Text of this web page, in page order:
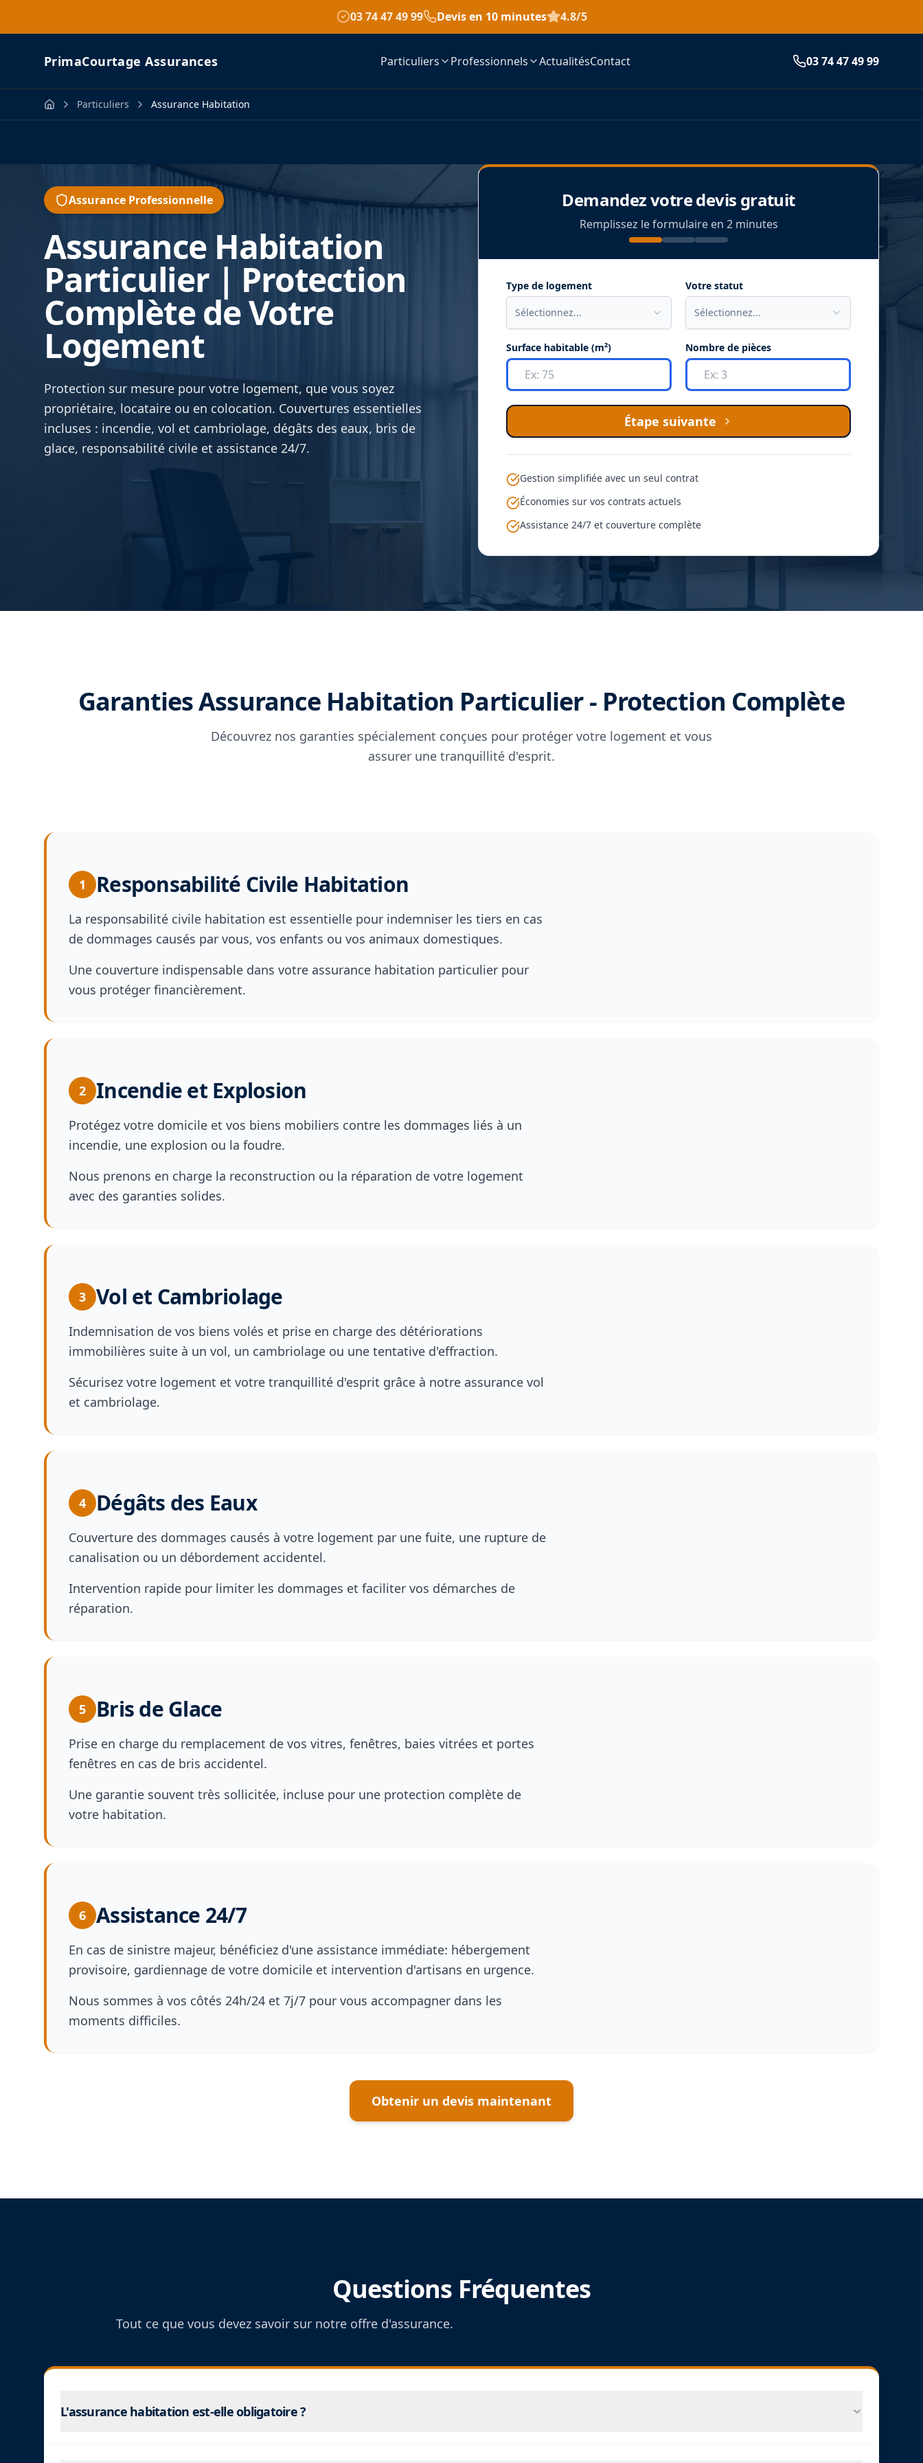
03 74 47 49 99 Devis en 10 minutes 4.8/5
PrimaCourtage Assurances Particuliers Professionnels ActualitésContact 03 74 47 49 99
Particuliers Assurance Habitation
Assurance Professionnelle
Assurance Habitation
Particulier | Protection
Complète de Votre
Logement
Protection sur mesure pour votre logement, que vous soyez
propriétaire, locataire ou en colocation. Couvertures essentielles
incluses : incendie, vol et cambriolage, dégâts des eaux, bris de
glace, responsabilité civile et assistance 24/7.
Demandez votre devis gratuit
Remplissez le formulaire en 2 minutes
Type de logement
Sélectionnez...
Votre statut
Sélectionnez...
Surface habitable (m²) Nombre de pièces
Étape suivante
Gestion simplifiée avec un seul contrat
Économies sur vos contrats actuels
Assistance 24/7 et couverture complète
Garanties Assurance Habitation Particulier - Protection Complète
Découvrez nos garanties spécialement conçues pour protéger votre logement et vous
assurer une tranquillité d'esprit.
1 Responsabilité Civile Habitation
La responsabilité civile habitation est essentielle pour indemniser les tiers en cas
de dommages causés par vous, vos enfants ou vos animaux domestiques.
Une couverture indispensable dans votre assurance habitation particulier pour
vous protéger financièrement.
2 Incendie et Explosion
Protégez votre domicile et vos biens mobiliers contre les dommages liés à un
incendie, une explosion ou la foudre.
Nous prenons en charge la reconstruction ou la réparation de votre logement
avec des garanties solides.
3 Vol et Cambriolage
Indemnisation de vos biens volés et prise en charge des détériorations
immobilières suite à un vol, un cambriolage ou une tentative d'effraction.
Sécurisez votre logement et votre tranquillité d'esprit grâce à notre assurance vol
et cambriolage.
4 Dégâts des Eaux
Couverture des dommages causés à votre logement par une fuite, une rupture de
canalisation ou un débordement accidentel.
Intervention rapide pour limiter les dommages et faciliter vos démarches de
réparation.
5 Bris de Glace
Prise en charge du remplacement de vos vitres, fenêtres, baies vitrées et portes
fenêtres en cas de bris accidentel.
Une garantie souvent très sollicitée, incluse pour une protection complète de
votre habitation.
6 Assistance 24/7
En cas de sinistre majeur, bénéficiez d'une assistance immédiate: hébergement
provisoire, gardiennage de votre domicile et intervention d'artisans en urgence.
Nous sommes à vos côtés 24h/24 et 7j/7 pour vous accompagner dans les
moments difficiles.
Obtenir un devis maintenant
Questions Fréquentes
Tout ce que vous devez savoir sur notre offre d'assurance.
L'assurance habitation est-elle obligatoire ?